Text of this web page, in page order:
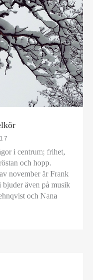
i centrum; frihet,
och hopp.
november är Frank
även på musik
och Nana